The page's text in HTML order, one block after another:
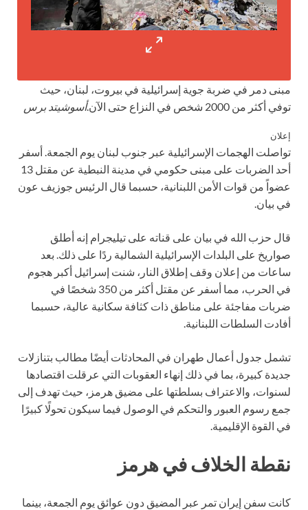
مبنى دمر في ضربة جوية إسرائيلية في بيروت، لبنان، حيث
توفي أكثر من 2000 شخص في النزاع حتى الآن.
أسوشيتد برس
إعلان
تواصلت الهجمات الإسرائيلية عبر جنوب لبنان يوم الجمعة. أسفر
أحد الضربات على مبنى حكومي في مدينة النبطية عن مقتل 13
عضواً من قوات الأمن اللبنانية، حسبما قال الرئيس جوزيف عون
في بيان.
قال حزب الله في بيان على قناته على تيليجرام إنه أطلق
صواريخ على البلدات الإسرائيلية الشمالية ردًا على ذلك. بعد
ساعات من إعلان وقف إطلاق النار، شنت إسرائيل أكبر هجوم
في الحرب، مما أسفر عن مقتل أكثر من 350 شخصًا في
ضربات مفاجئة على مناطق ذات كثافة سكانية عالية، حسبما
أفادت السلطات اللبنانية.
تشمل جدول أعمال طهران في المحادثات أيضًا مطالب بتنازلات
جديدة كبيرة، بما في ذلك إنهاء العقوبات التي عرقلت اقتصادها
لسنوات، والاعتراف بسلطتها على مضيق هرمز، حيث تهدف إلى
جمع رسوم العبور والتحكم في الوصول فيما سيكون تحولًا كبيرًا
في القوة الإقليمية.
نقطة الخلاف في هرمز
كانت سفن إيران تمر عبر المضيق دون عوائق يوم الجمعة، بينما